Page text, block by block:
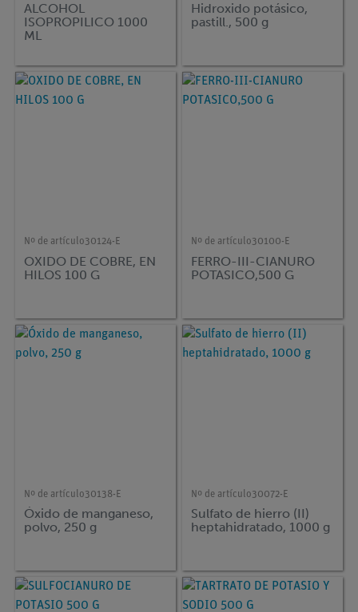
ALCOHOL
ISOPROPILICO 1000
ML
Hidroxido potásico,
pastill., 500 g
Nº de artículo30124-E
OXIDO DE COBRE, EN
HILOS 100 G
Nº de artículo30100-E
FERRO-III-CIANURO
POTASICO,500 G
Nº de artículo30138-E
Óxido de manganeso,
polvo, 250 g
Nº de artículo30072-E
Sulfato de hierro (II)
heptahidratado, 1000 g